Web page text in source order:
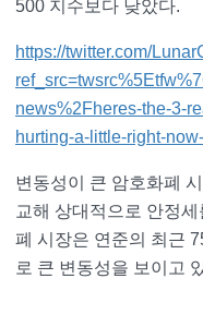
500 지수보다 낮았다.
https://twitter.com/
news%2Fheres-the-3-
hurting-a-little-right-
변동성이 큰 암호화폐
교해 상대적으로 안정
폐 시장은 연준의 최근
로 큰 변동성을 보이고